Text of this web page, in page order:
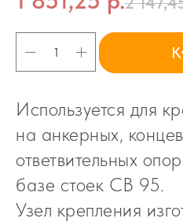
Используется для
на анкерных,
ответвительных
базе стоек СВ 95.
Узел крепления